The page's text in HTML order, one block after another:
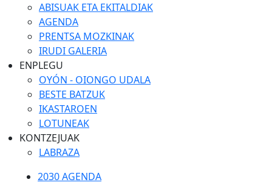
ABISUAK ETA EKITALDIAK
AGENDA
PRENTSA MOZKINAK
IRUDI GALERIA
ENPLEGU
OYÓN - OIONGO UDALA
BESTE BATZUK
IKASTAROEN
LOTUNEAK
KONTZEJUAK
LABRAZA
2030 AGENDA